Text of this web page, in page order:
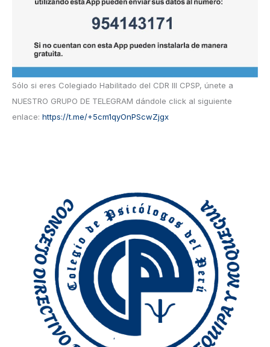
Sólo si eres Colegiado Habilitado del CDR III CPSP, únete a
NUESTRO GRUPO DE TELEGRAM dándole click al siguiente
enlace:https://t.me/+5cm1qyOnPScwZjgx